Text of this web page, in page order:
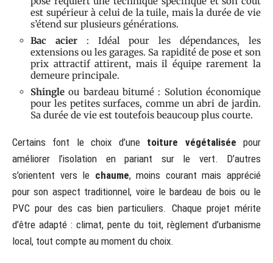
est supérieur à celui de la tuile, mais la durée de vie
s’étend sur plusieurs générations.
Bac acier: Idéal pour les dépendances, les
extensions ou les garages. Sa rapidité de pose et son
prix attractif attirent, mais il équipe rarement la
demeure principale.
Shingle ou bardeau bitumé : Solution économique
pour les petites surfaces, comme un abri de jardin.
Sa durée de vie est toutefois beaucoup plus courte.
Certains font le choix d’une toiture végétalisée pour
améliorer l’isolation en pariant sur le vert. D’autres
s’orientent vers le chaume, moins courant mais apprécié
pour son aspect traditionnel, voire le bardeau de bois ou le
PVC pour des cas bien particuliers. Chaque projet mérite
d’être adapté : climat, pente du toit, règlement d’urbanisme
local, tout compte au moment du choix.